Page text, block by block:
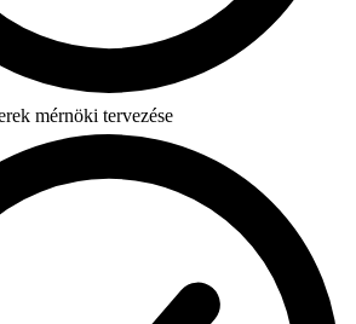
mérnöki tervezése